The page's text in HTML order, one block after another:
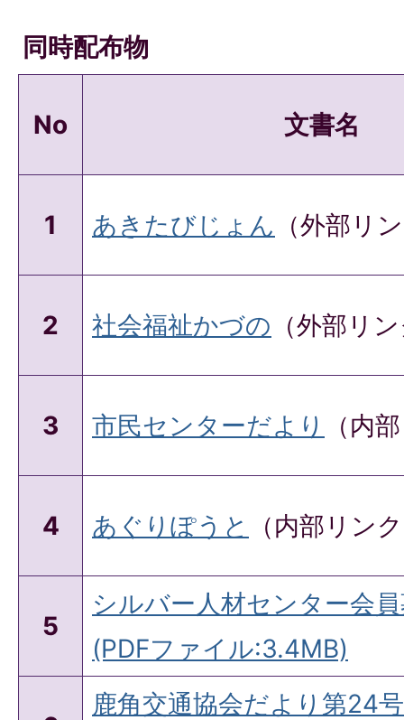
同時配布物
No 文書名
1 あきたびじょん （外部リ
2 社会福祉かづの （外部リ
3 市民センターだより （内
4 あぐりぽうと （内部リン
5
シルバー人材センター会
(PDFファイル:3.4MB)
鹿角交通協会だより第24